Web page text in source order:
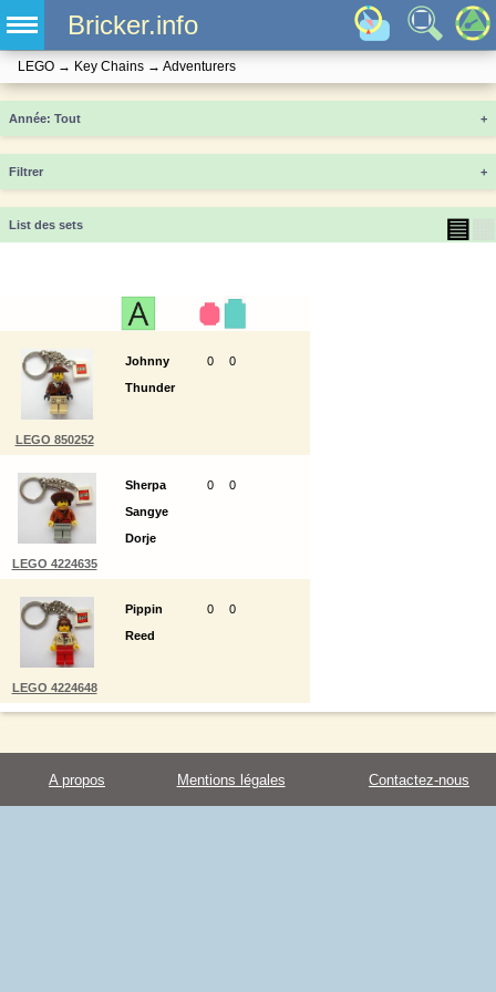
Bricker.info
LEGO → Key Chains → Adventurers
Année +
Filtrer +
List des sets ▤
LEGO 850252
Johnny
Thunder
0 0
LEGO 4224635
Sherpa
Sangye
Dorje
0 0
LEGO 4224648
Pippin
Reed
0 0
A propos Mentions légales Contactez-nous